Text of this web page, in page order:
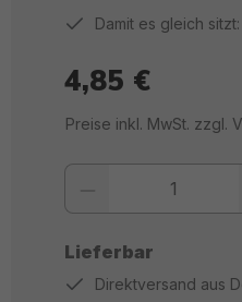
Damit es gleich
4,85 €
Preise inkl. MwSt. zzgl.
Lieferbar
Produkt Anzahl: Gib den
Direktversand aus